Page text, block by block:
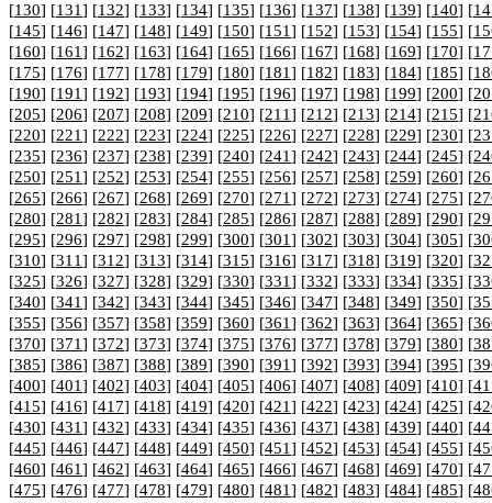
[130] [131] [132] [133] [134] [135] [136] [137] [138] [139] [140] [
[145] [146] [147] [148] [149] [150] [151] [152] [153] [154] [155] [
[160] [161] [162] [163] [164] [165] [166] [167] [168] [169] [170] [
[175] [176] [177] [178] [179] [180] [181] [182] [183] [184] [185] [
[190] [191] [192] [193] [194] [195] [196] [197] [198] [199] [200] [
[205] [206] [207] [208] [209] [210] [211] [212] [213] [214] [215] [
[220] [221] [222] [223] [224] [225] [226] [227] [228] [229] [230] [
[235] [236] [237] [238] [239] [240] [241] [242] [243] [244] [245] [
[250] [251] [252] [253] [254] [255] [256] [257] [258] [259] [260] [
[265] [266] [267] [268] [269] [270] [271] [272] [273] [274] [275] [
[280] [281] [282] [283] [284] [285] [286] [287] [288] [289] [290] [
[295] [296] [297] [298] [299] [300] [301] [302] [303] [304] [305] [
[310] [311] [312] [313] [314] [315] [316] [317] [318] [319] [320] [
[325] [326] [327] [328] [329] [330] [331] [332] [333] [334] [335] [
[340] [341] [342] [343] [344] [345] [346] [347] [348] [349] [350] [
[355] [356] [357] [358] [359] [360] [361] [362] [363] [364] [365] [
[370] [371] [372] [373] [374] [375] [376] [377] [378] [379] [380] [
[385] [386] [387] [388] [389] [390] [391] [392] [393] [394] [395] [
[400] [401] [402] [403] [404] [405] [406] [407] [408] [409] [410] [
[415] [416] [417] [418] [419] [420] [421] [422] [423] [424] [425] [
[430] [431] [432] [433] [434] [435] [436] [437] [438] [439] [440] [
[445] [446] [447] [448] [449] [450] [451] [452] [453] [454] [455] [
[460] [461] [462] [463] [464] [465] [466] [467] [468] [469] [470] [
[475] [476] [477] [478] [479] [480] [481] [482] [483] [484] [485] [